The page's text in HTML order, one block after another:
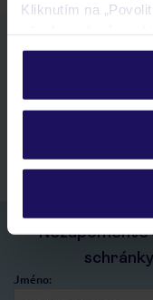
Kliknutím na
personalizovat v
Podrobné
ochrany osobních
rychlé
historie
kontakt s TUI a
Nezapomeňte
Jméno: